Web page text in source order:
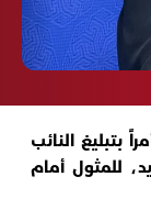
بتبليغ النائب
للمثول أمام